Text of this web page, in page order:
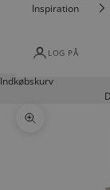
Inspiration
LOG PÅ
Indkøbskurv
Zoom